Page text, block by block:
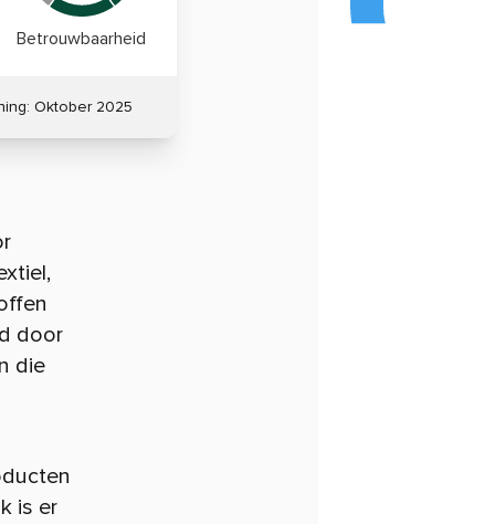
Betrouwbaarheid
Oktober 2025
door
die
is er